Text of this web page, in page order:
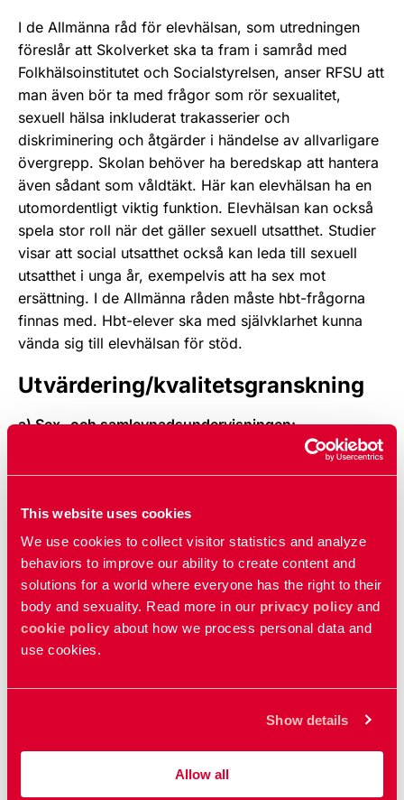
This website uses cookies
We use cookies to collect visitor statistics and analyze
behaviors to improve our ability to create content and
solutions for a world where everyone has the right to their
body and sexuality. Read more in our privacy policy and
cookie policy about how we process personal data and
use cookies.
Show details
Allow all
I de Allmänna råd för elevhälsan, som utredningen
föreslår att Skolverket ska ta fram i samråd med
Folkhälsoinstitutet och Socialstyrelsen, anser RFSU att
man även bör ta med frågor som rör sexualitet,
sexuell hälsa inkluderat trakasserier och
diskriminering och åtgärder i händelse av allvarligare
övergrepp. Skolan behöver ha beredskap att hantera
även sådant som våldtäkt. Här kan elevhälsan ha en
utomordentligt viktig funktion. Elevhälsan kan också
spela stor roll när det gäller sexuell utsatthet. Studier
visar att social utsatthet också kan leda till sexuell
utsatthet i unga år, exempelvis att ha sex mot
ersättning. I de Allmänna råden måste hbt-frågorna
finnas med. Hbt-elever ska med självklarhet kunna
vända sig till elevhälsan för stöd.
Utvärdering/kvalitetsgranskning
a) Sex- och samlevnadsundervisningen:
Utredningen föreslår att Skolinspektionen ska få i
uppdrag att granska kvaliteten i sex- och
samlevnadsundervisningen. Vår kunskap om hur sex-
Den behöver återkommande följas upp och granskas.
Vi stödjer förslaget till fullo. Det är ett av de viktigaste
förslagen för att stödja en fortsatt utveckling av
undervisningen.
b) Lärarutbildningen:
Utredningen lämnar inga förslag beträffande
sin kommande tillsyn av högskolornas
lärarutbildningar granska hur de tillgodoser
jämställdhetsuppdraget.